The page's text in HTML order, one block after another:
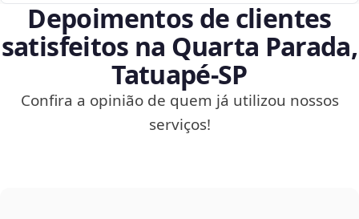
Depoimentos de clientes
satisfeitos na Quarta Parada,
Tatuapé‑SP
Confira a opinião de quem já utilizou nossos
serviços!